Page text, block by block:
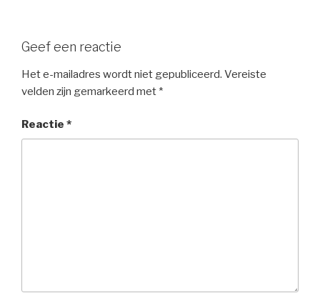
Geef een reactie
Het e-mailadres wordt niet gepubliceerd. Vereiste
velden zijn gemarkeerd met *
Reactie *